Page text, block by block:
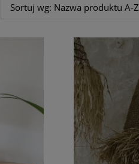
Sortuj wg: Nazwa produktu A-Z